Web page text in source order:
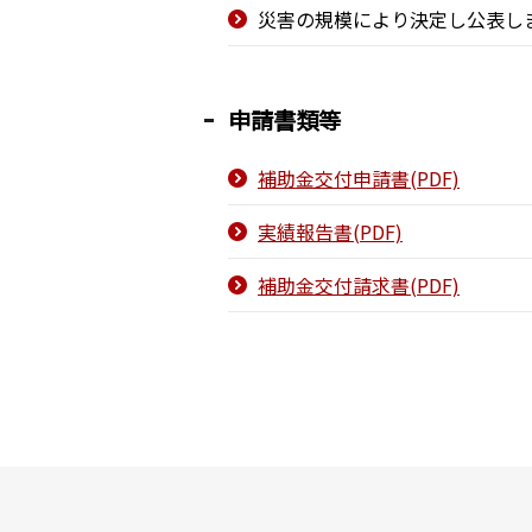
災害の規模により決定し公表し
申請書類等
補助金交付申請書(PDF)
実績報告書(PDF)
補助金交付請求書(PDF)